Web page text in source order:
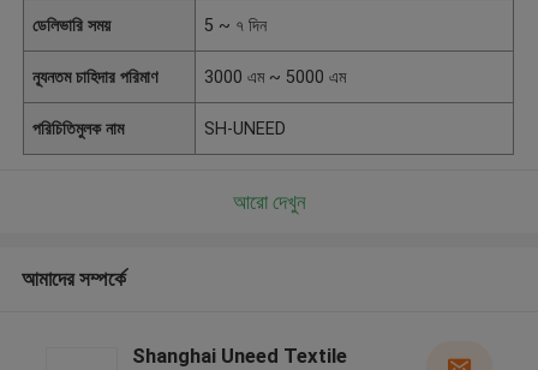
ডেলিভারি সময় 5 ~ ৭ দিন
ন্যূনতম চাহিদার পরিমাণ 3000 এম ~ 5000 এম
পরিচিতিমুলক নাম SH-UNEED
আরো দেখুন
আমাদের সম্পর্কে
Shanghai Uneed Textile